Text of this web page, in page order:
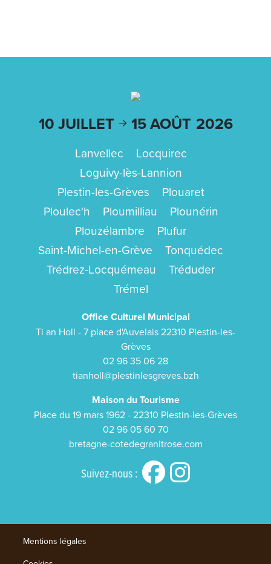
10 JUILLET 15 AOÛT 2026
Lanvellec
Locquirec
Loguivy-lès-Lannion
Plestin-les-Grèves
Plouaret
Ploulec'h
Ploumilliau
Plounérin
Plouzélambre
Plufur
Saint-Michel-en-Grève
Tonquédec
Trédrez-Locquémeau
Tréduder
Trémel
Office Culturel Municipal
Ti an Holl - 7 place d'Auvelais 22310 Plestin-les-
Grèves
02 96 35 06 28
tianholl@plestinlesgreves.bzh
Maison du Tourisme
Place du 19 mars 1962 - 22310 Plestin-les-Grèves
02 96 05 60 70
bretagne-cotedegranitrose.com
Suivez-nous :
Mentions légales